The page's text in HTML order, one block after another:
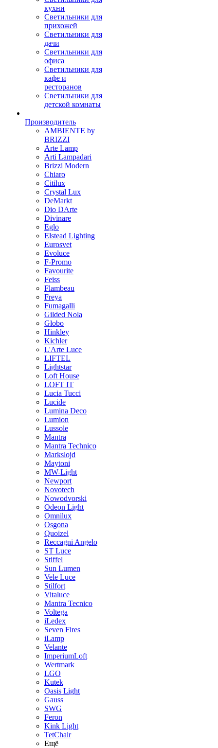
кухни
Светильники для
прихожей
Светильники для
дачи
Светильники для
офиса
Светильники для
кафе и
ресторанов
Светильники для
детской комнаты
Производитель
AMBIENTE by
BRIZZI
Arte Lamp
Arti Lampadari
Brizzi Modern
Chiaro
Citilux
Crystal Lux
DeMarkt
Dio DArte
Divinare
Eglo
Elstead Lighting
Eurosvet
Evoluce
F-Promo
Favourite
Feiss
Flambeau
Freya
Fumagalli
Gilded Nola
Globo
Hinkley
Kichler
L'Arte Luce
LIFTEL
Lightstar
Loft House
LOFT IT
Lucia Tucci
Lucide
Lumina Deco
Lumion
Lussole
Mantra
Mantra Technico
Markslojd
Maytoni
MW-Light
Newport
Novotech
Nowodvorski
Odeon Light
Omnilux
Osgona
Quoizel
Reccagni Angelo
ST Luce
Stiffel
Sun Lumen
Vele Luce
Stilfort
Vitaluce
Mantra Tecnico
Voltega
iLedex
Seven Fires
iLamp
Velante
ImperiumLoft
Wertmark
LGO
Kutek
Oasis Light
Gauss
SWG
Feron
Kink Light
TetСhair
Ещё